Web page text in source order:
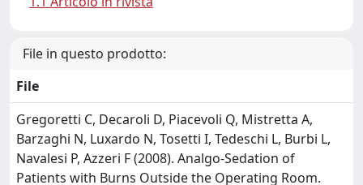
File in questo prodotto:
File
Gregoretti C, Decaroli D, Piacevoli Q, Mistretta A,
Barzaghi N, Luxardo N, Tosetti I, Tedeschi L, Burbi L,
Navalesi P, Azzeri F (2008). Analgo-Sedation of
Patients with Burns Outside the Operating Room.